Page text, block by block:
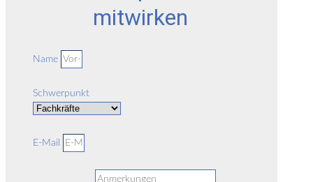
mitwirken
Name
Schwerpunkt
E-Mail